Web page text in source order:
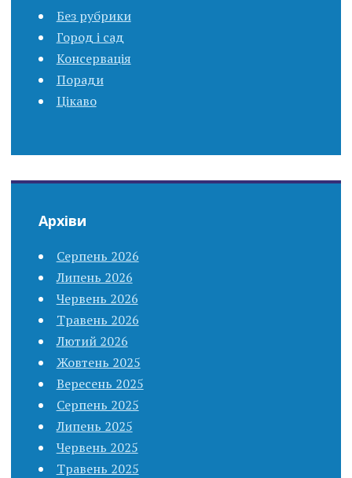
Без рубрики
Город і сад
Консервація
Поради
Цікаво
Архіви
Серпень 2026
Липень 2026
Червень 2026
Травень 2026
Лютий 2026
Жовтень 2025
Вересень 2025
Серпень 2025
Липень 2025
Червень 2025
Травень 2025